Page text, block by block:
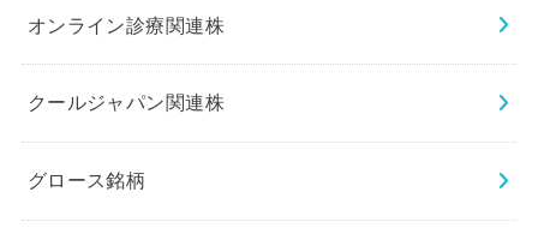
オンライン診療関連株
クールジャパン関連株
グロース銘柄